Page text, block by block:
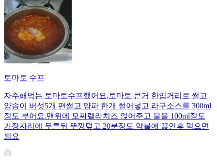
토마토 수프
자주해먹는 토마토수프했어요.토마토 큰거 한입거리로 썰고
양송이 버섯5개 편썰고 양파 한개 썰어넣고 라구소스를 300ml
정도 부어요.맨위에 모짜렐라치즈 얹어주고 물을 100ml정도
가장자리에 두른뒤 뚜껑덮고 20분정도 약불에 끓인후 먹으면
되요